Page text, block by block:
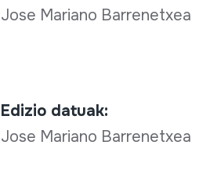
Jose Mariano Barrenetxea
Edizio datuak:
Jose Mariano Barrenetxea